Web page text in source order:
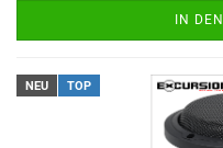
IN
NEU TOP